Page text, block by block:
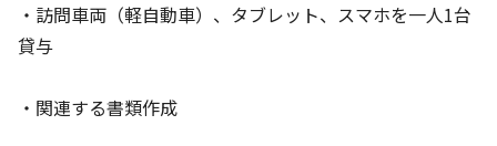
・訪問車両（軽自動車）、タブレット、スマホを一人1台
貸与
・関連する書類作成